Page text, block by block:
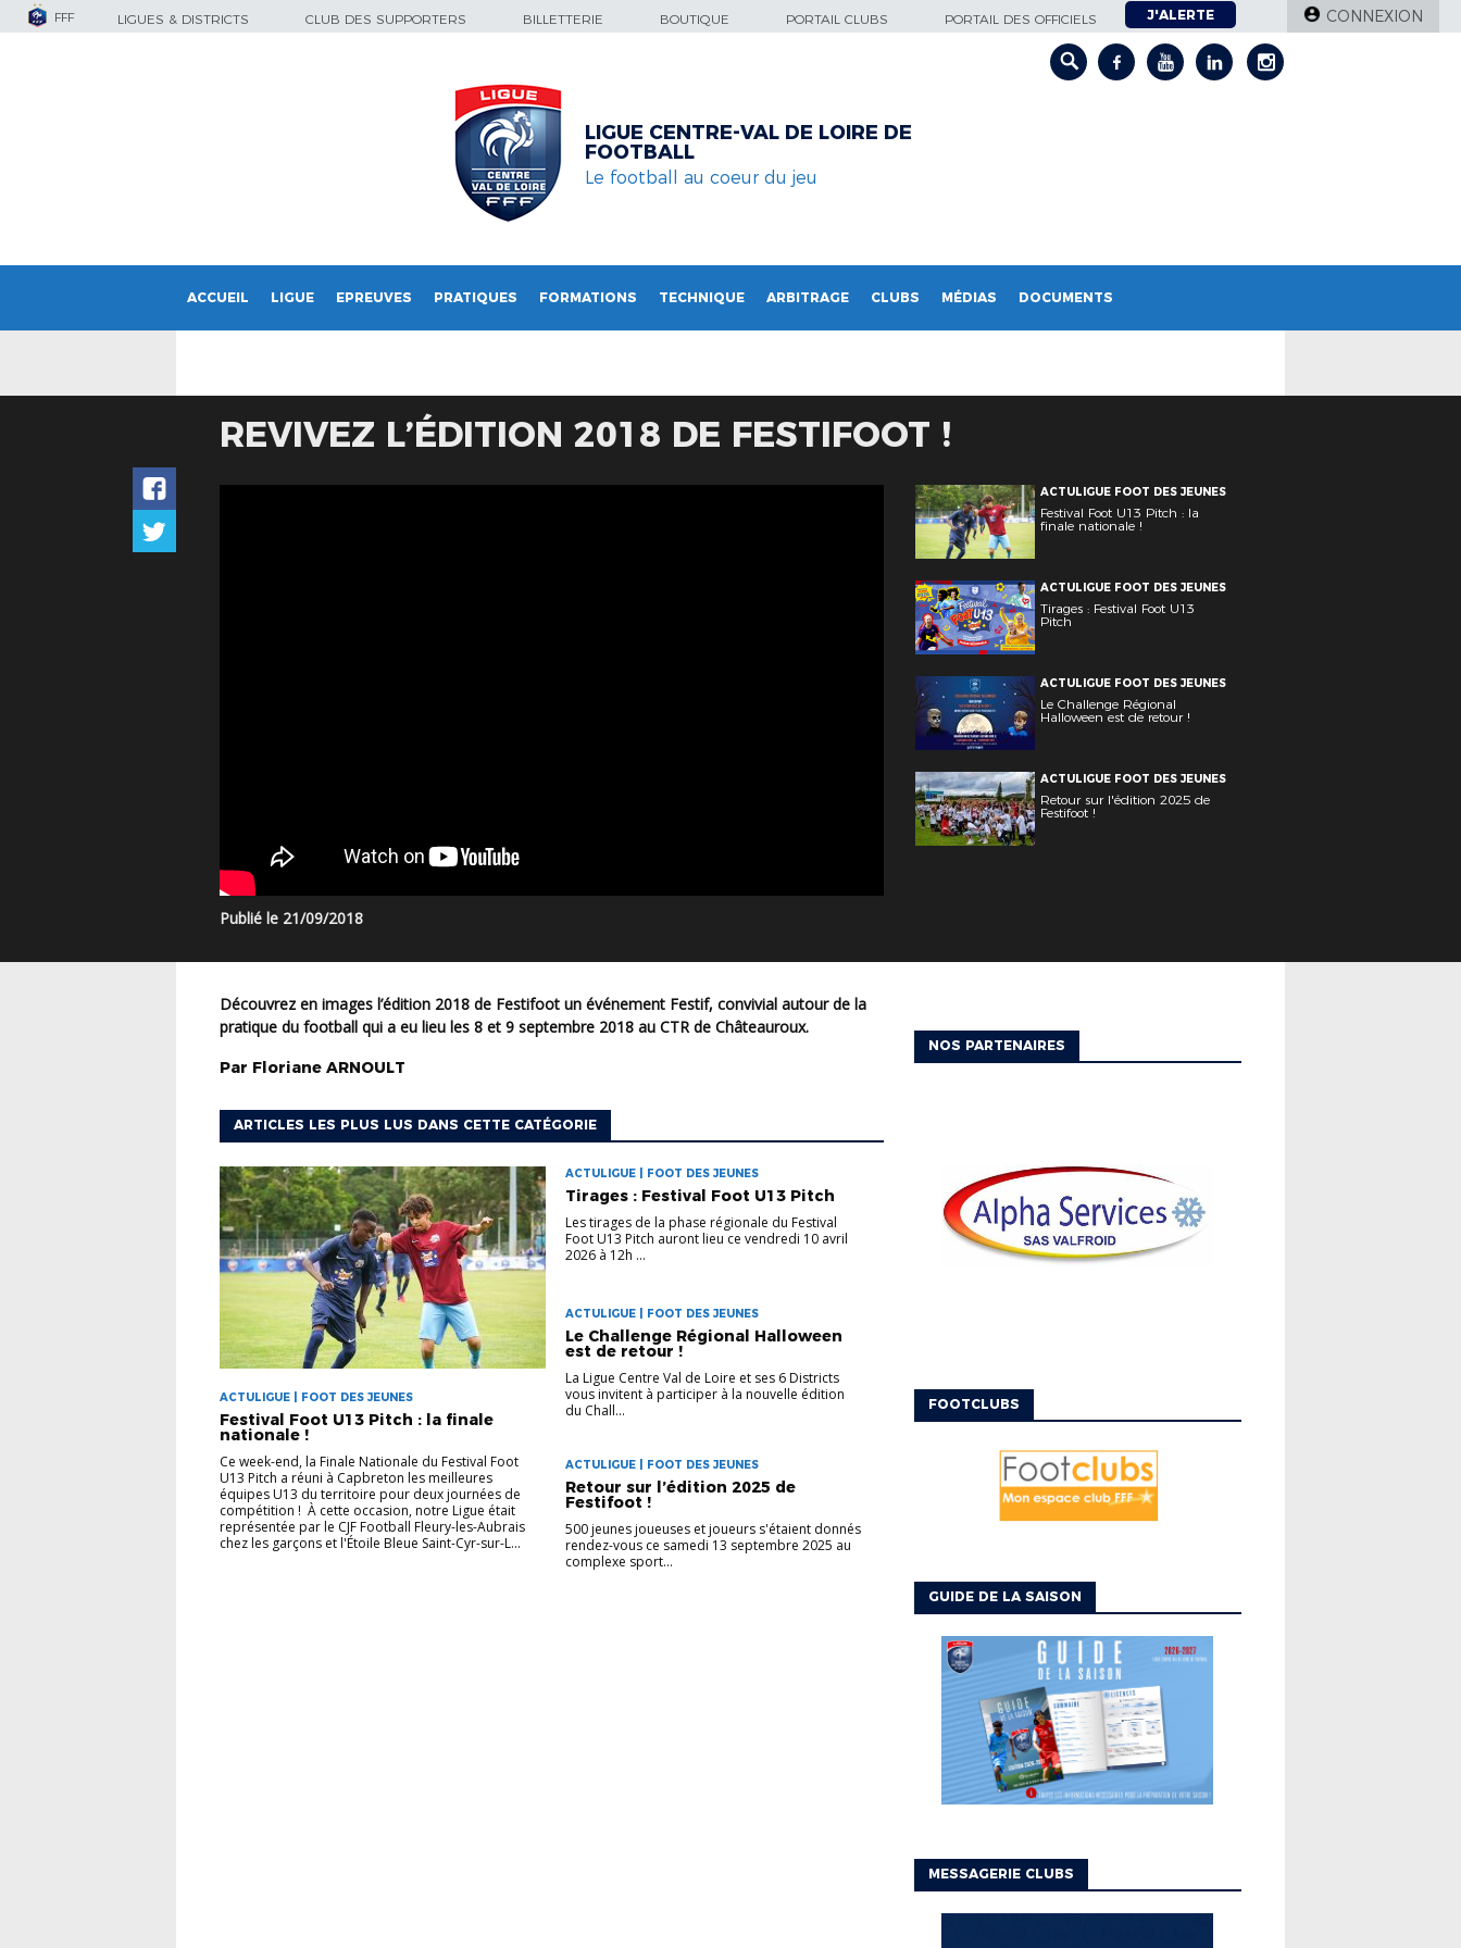
FFF LIGUES & DISTRICTS CLUB DES SUPPORTERS BILLETTERIE BOUTIQUE PORTAIL CLUBS PORTAIL DES OFFICIELS J'ALERTE CONNEXION
LIGUE CENTRE-VAL DE LOIRE DE
FOOTBALL
Le football au coeur du jeu
ACCUEIL LIGUE EPREUVES PRATIQUES FORMATIONS TECHNIQUE ARBITRAGE CLUBS MÉDIAS DOCUMENTS
REVIVEZ L’ÉDITION 2018 DE FESTIFOOT !
Publié le 21/09/2018
ACTULIGUE FOOT DES JEUNES
Festival Foot U13 Pitch : la
finale nationale !
ACTULIGUE FOOT DES JEUNES
Tirages : Festival Foot U13
Pitch
ACTULIGUE FOOT DES JEUNES
Le Challenge Régional
Halloween est de retour !
ACTULIGUE FOOT DES JEUNES
Retour sur l'édition 2025 de
Festifoot !
Découvrez en images l’édition 2018 de Festifoot un événement Festif, convivial autour de la
pratique du football qui a eu lieu les 8 et 9 septembre 2018 au CTR de Châteauroux.
Par Floriane ARNOULT
ARTICLES LES PLUS LUS DANS CETTE CATÉGORIE
ACTULIGUE | FOOT DES JEUNES
Festival Foot U13 Pitch : la finale
nationale !
Ce week-end, la Finale Nationale du Festival Foot
U13 Pitch a réuni à Capbreton les meilleures
équipes U13 du territoire pour deux journées de
compétition ! À cette occasion, notre Ligue était
représentée par le CJF Football Fleury-les-Aubrais
chez les garçons et l'Étoile Bleue Saint-Cyr-sur-L...
ACTULIGUE | FOOT DES JEUNES
Tirages : Festival Foot U13 Pitch
Les tirages de la phase régionale du Festival
Foot U13 Pitch auront lieu ce vendredi 10 avril
2026 à 12h ...
ACTULIGUE | FOOT DES JEUNES
Le Challenge Régional Halloween
est de retour !
La Ligue Centre Val de Loire et ses 6 Districts
vous invitent à participer à la nouvelle édition
du Chall...
ACTULIGUE | FOOT DES JEUNES
Retour sur l’édition 2025 de
Festifoot !
500 jeunes joueuses et joueurs s'étaient donnés
rendez-vous ce samedi 13 septembre 2025 au
complexe sport...
NOS PARTENAIRES
FOOTCLUBS
GUIDE DE LA SAISON
MESSAGERIE CLUBS